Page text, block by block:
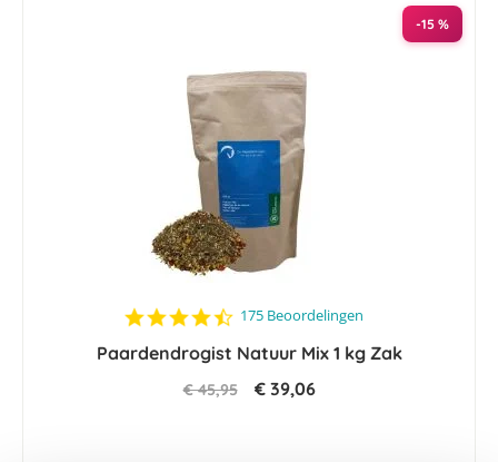
-15 %
4.7
rating
175 Beoordelingen
Paardendrogist Natuur Mix 1 kg Zak
€ 45,95 € 39,06